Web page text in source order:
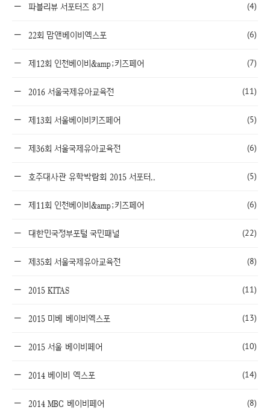
파블리뷰 서포터즈 8기 (4)
22회 맘앤베이비엑스포 (6)
제12회 인천베이비&amp;키즈페어 (7)
2016 서울국제유아교육전 (11)
제13회 서울베이비키즈페어 (5)
제36회 서울국제유아교육전 (6)
호주대사관 유학박람회 2015 서포터.. (5)
제11회 인천베이비&amp;키즈페어 (6)
대한민국정부포털 국민패널 (22)
제35회 서울국제유아교육전 (8)
2015 KITAS (11)
2015 미베 베이비엑스포 (13)
2015 서울 베이비페어 (10)
2014 베이비 엑스포 (14)
2014 MBC 베이비페어 (8)